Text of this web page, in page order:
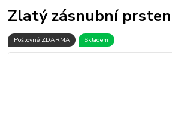
Zlatý zásnubní
Poštovné ZDARMA Skladem